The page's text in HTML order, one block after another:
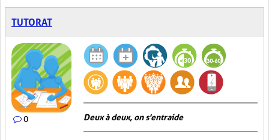
TUTORAT
0 Deux à deux, on s'entraide